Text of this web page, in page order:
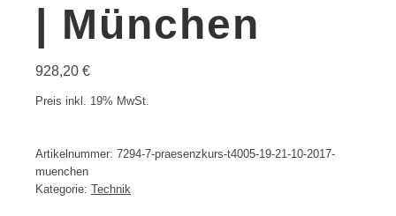
| München
928,20 €
Preis inkl. 19% MwSt.
Artikelnummer: 7294-7-praesenzkurs-t4005-19-21-10-2017-
muenchen
Kategorie: Technik